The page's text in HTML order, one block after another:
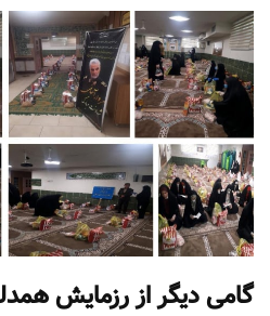
گامی دیگر از رزمایش